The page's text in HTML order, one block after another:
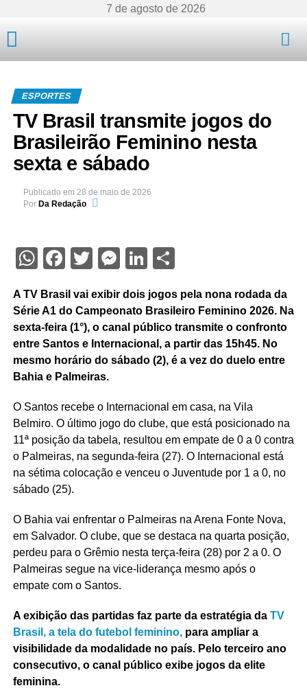
7 de agosto de 2026
ESPORTES
TV Brasil transmite jogos do
Brasileirão Feminino nesta
sexta e sábado
Publicado em 28 de maio de 2026
Por Da Redação
WhatsApp
Facebook
Twitter
Messenger
LinkedIn
Share
A TV Brasil vai exibir dois jogos pela nona rodada da
Série A1 do Campeonato Brasileiro Feminino 2026. Na
sexta-feira (1°), o canal público transmite o confronto
entre Santos e Internacional, a partir das 15h45. No
mesmo horário do sábado (2), é a vez do duelo entre
Bahia e Palmeiras.
O Santos recebe o Internacional em casa, na Vila
Belmiro. O último jogo do clube, que está posicionado na
11ª posição da tabela, resultou em empate de 0 a 0 contra
o Palmeiras, na segunda-feira (27). O Internacional está
na sétima colocação e venceu o Juventude por 1 a 0, no
sábado (25).
O Bahia vai enfrentar o Palmeiras na Arena Fonte Nova,
em Salvador. O clube, que se destaca na quarta posição,
perdeu para o Grêmio nesta terça-feira (28) por 2 a 0. O
Palmeiras segue na vice-liderança mesmo após o
empate com o Santos.
A exibição das partidas faz parte da estratégia da TV
Brasil, a tela do futebol feminino,para ampliar a
visibilidade da modalidade no país. Pelo terceiro ano
consecutivo, o canal público exibe jogos da elite
feminina.